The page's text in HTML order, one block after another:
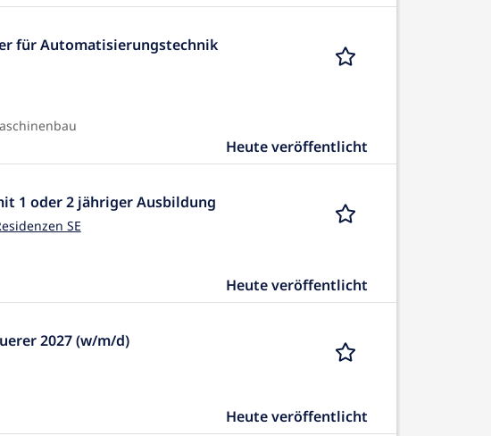
für Automatisierungstechnik
Heute veröffentlicht
1 oder 2 jähriger Ausbildung
SE
Heute veröffentlicht
2027 (w/m/d)
Heute veröffentlicht